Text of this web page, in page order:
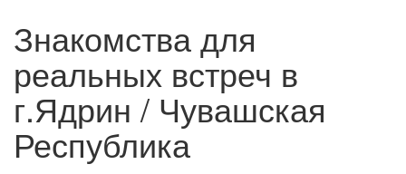
Знакомства для
реальных встреч в
г.Ядрин / Чувашская
Республика